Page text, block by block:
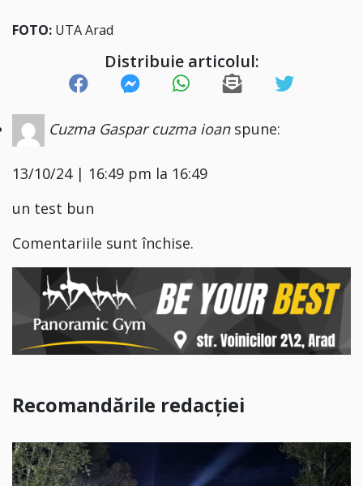
FOTO: UTA Arad
Distribuie articolul:
Cuzma Gaspar cuzma ioan spune:
13/10/24 | 16:49 pm la 16:49
un test bun
Comentariile sunt închise.
Recomandările redacției